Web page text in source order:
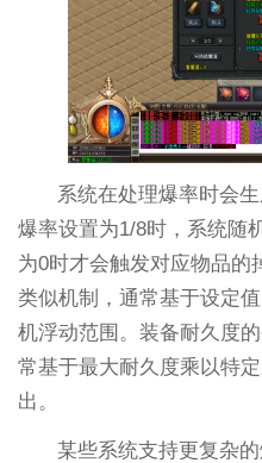
系统在处理爆率时会
爆率设置为1/8时，系统随
为0时才会触发对应物品的
类似机制，通常基于设定
机浮动范围。装备耐久度
常基于最大耐久度乘以特
出。
某些系统支持更复杂